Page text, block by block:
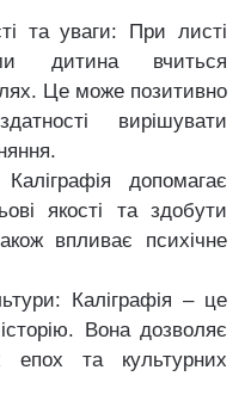
та уваги: ​​При листі
дитина вчиться
Це може позитивно
вирішувати
допомагає
якості та здобути
впливає психічне
Каліграфія – це
Вона дозволяє
епох та культурних